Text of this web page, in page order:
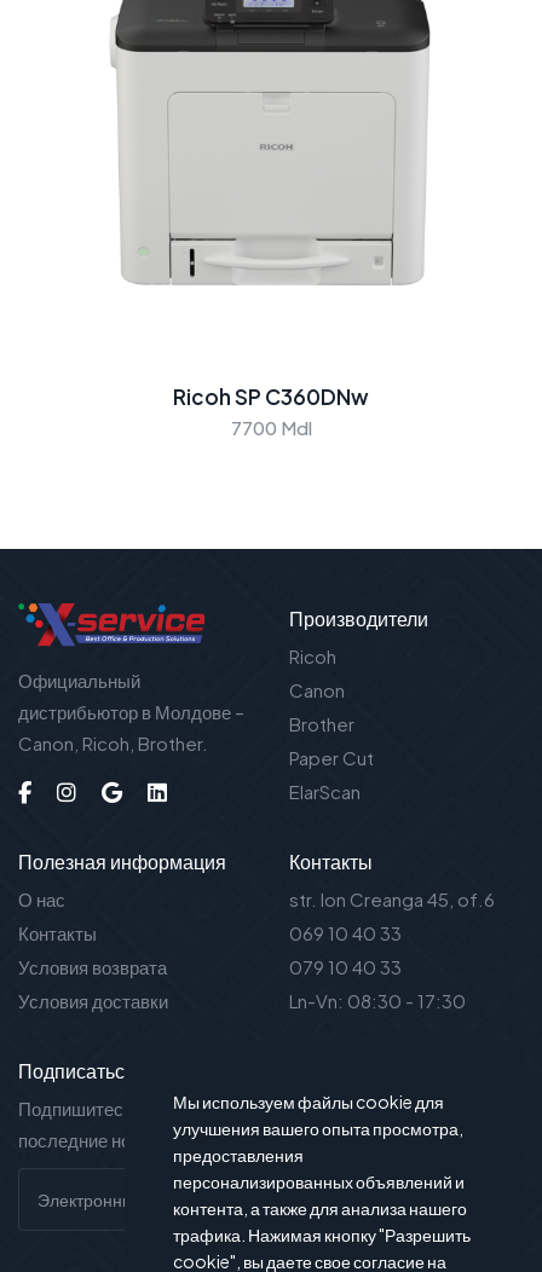
Ricoh SP C360DNw
7700 Mdl
Официальный
дистрибьютор в Молдове –
Canon, Ricoh, Brother.
Производители
Ricoh
Canon
Brother
Paper Cut
ElarScan
Полезная информация
О нас
Контакты
Условия возврата
Условия доставки
Контакты
str. Ion Creanga 45, of.6
069 10 40 33
079 10 40 33
Ln-Vn: 08:30 - 17:30
Подписаться на новости
Подпишитесь на нашу рассылку и вы будете в курсе
последние новости и предложения.
Мы используем файлы cookie для
улучшения вашего опыта просмотра,
предоставления
персонализированных объявлений и
контента, а также для анализа нашего
трафика. Нажимая кнопку "Разрешить
cookie", вы даете свое согласие на